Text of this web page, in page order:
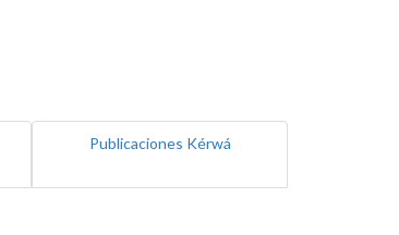
Publicaciones Kérwá